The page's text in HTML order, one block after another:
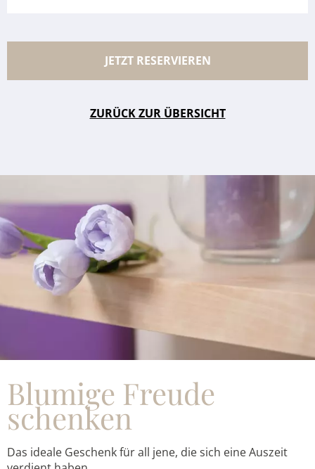
ZURÜCK ZUR ÜBERSICHT
JETZT RESERVIEREN
Blumige Freude
schenken
Das ideale Geschenk für all jene, die sich eine Auszeit